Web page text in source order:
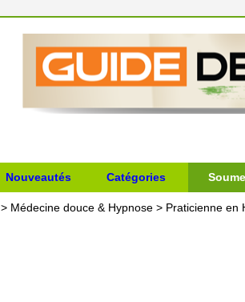
Nouveautés Catégories
> Médecine douce & Hypnose > Praticienne en